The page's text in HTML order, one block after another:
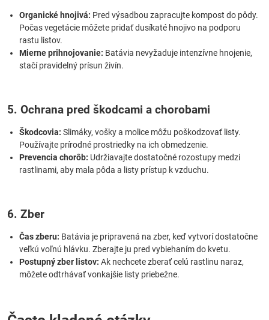
Organické hnojivá: Pred výsadbou zapracujte kompost do pôdy.
Počas vegetácie môžete pridať dusíkaté hnojivo na podporu
rastu listov.
Mierne prihnojovanie: Batávia nevyžaduje intenzívne hnojenie,
stačí pravidelný prísun živín.
5. Ochrana pred škodcami a chorobami
Škodcovia: Slimáky, vošky a molice môžu poškodzovať listy.
Používajte prírodné prostriedky na ich obmedzenie.
Prevencia chorôb: Udržiavajte dostatočné rozostupy medzi
rastlinami, aby mala pôda a listy prístup k vzduchu.
6. Zber
Čas zberu: Batávia je pripravená na zber, keď vytvorí dostatočne
veľkú voľnú hlávku. Zberajte ju pred vybiehaním do kvetu.
Postupný zber listov: Ak nechcete zberať celú rastlinu naraz,
môžete odtrhávať vonkajšie listy priebežne.